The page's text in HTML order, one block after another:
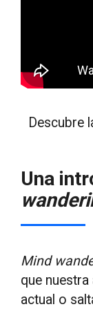
Descubre
Una
Mind
que
actual o